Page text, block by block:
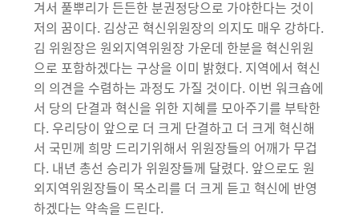
겨서 풀뿌리가 든든한 분권정당으로 가야한다는 것이
저의 꿈이다. 김상곤 혁신위원장의 의지도 매우 강하다.
김 위원장은 원외지역위원장 가운데 한분을 혁신위원
으로 포함하겠다는 구상을 이미 밝혔다. 지역에서 혁신
의 의견을 수렴하는 과정도 가질 것이다. 이번 워크숍에
서 당의 단결과 혁신을 위한 지혜를 모아주기를 부탁한
다. 우리당이 앞으로 더 크게 단결하고 더 크게 혁신해
서 국민께 희망 드리기위해서 위원장들의 어깨가 무겁
다. 내년 총선 승리가 위원장들께 달렸다. 앞으로도 원
외지역위원장들이 목소리를 더 크게 듣고 혁신에 반영
하겠다는 약속을 드린다.